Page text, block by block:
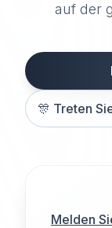
auf der
🎊 Treten
Melden